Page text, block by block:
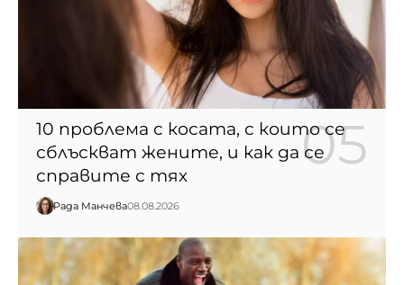
10 проблема с косата, с които се
сблъскват жените, и как да се
справите с тях
Рада Манчева08.08.2026